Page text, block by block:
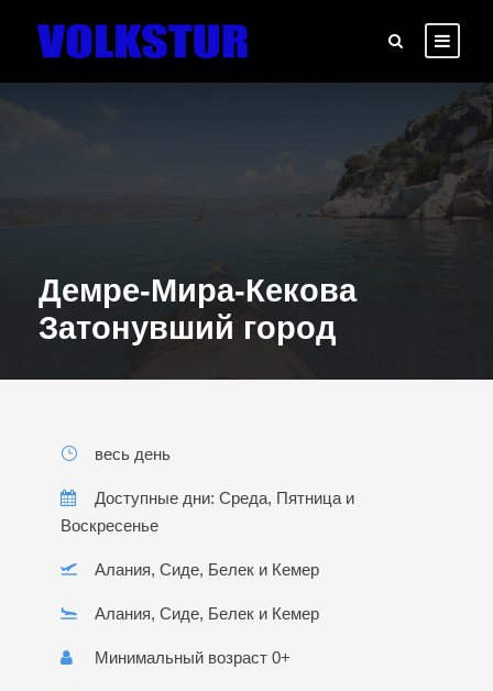
Демре-Мира-Кекова
Затонувший город
весь день
Доступные дни: Среда, Пятница и
Воскресенье
Алания, Сиде, Белек и Кемер
Алания, Сиде, Белек и Кемер
Минимальный возраст 0+